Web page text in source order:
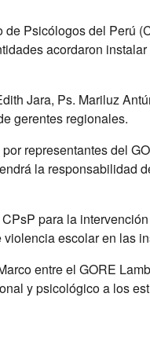
Psicólogos del Perú
acordaron
Jara, Ps. Mariluz
gerentes regionales.
representantes del
la
para la
escolar en las
entre el GORE
y psicológico a los